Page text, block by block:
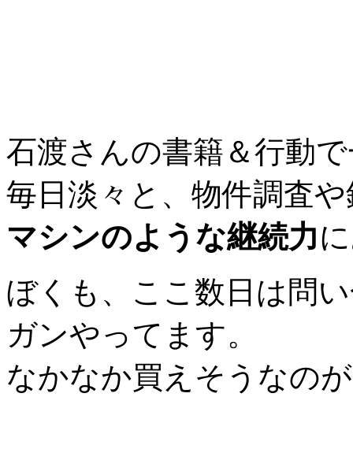
石渡さんの書籍＆行動
毎日淡々と、物件調査
マシンのような継続力
ぼくも、ここ数日は問
ガンやってます。
なかなか買えそうなの